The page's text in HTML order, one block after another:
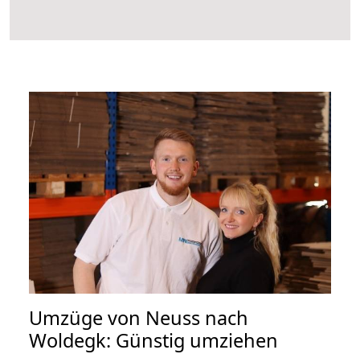
Umzüge von Neuss nach
Woldegk: Günstig umziehen